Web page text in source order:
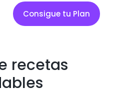
Consigue tu Plan
recetas